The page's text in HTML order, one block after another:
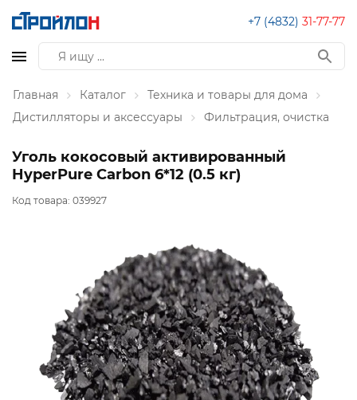
+7 (4832) 31-77-77
Главная Каталог
Техника и товары для дома
Дистилляторы и аксессуары
Фильтрация, очистка
Уголь кокосовый активированный
HyperPure Carbon 6*12 (0.5 кг)
Код товара: 039927